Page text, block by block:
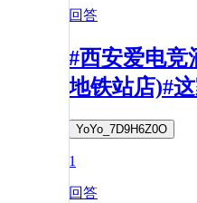
回答
#西安爱电竞
地铁站店)#
YoYo_7D9H6Z0O
1
回答